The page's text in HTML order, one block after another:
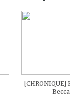
[CHRONIQUE]